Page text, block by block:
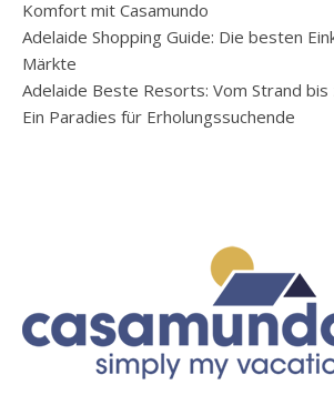
Komfort mit Casamundo
Adelaide Shopping Guide: Die besten
Märkte
Adelaide Beste Resorts: Vom Strand
Ein Paradies für Erholungssuchende